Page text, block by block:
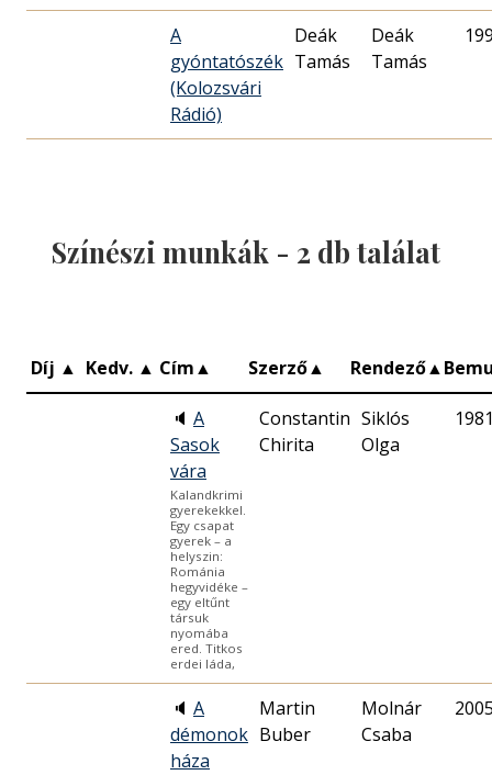
A
gyóntatószék
(Kolozsvári
Rádió)
Deák
Tamás
Deák
Tamás
Színészi munkák - 2 db találat
Díj ▲ Kedv. ▲ Cím▲ Szerző▲ Rendező▲
🔈 A
Sasok
vára
Kalandkrimi
gyerekekkel.
Egy csapat
gyerek – a
helyszin:
Románia
hegyvidéke –
egy eltűnt
társuk
nyomába
ered. Titkos
erdei láda,
Constantin
Chirita
Siklós
Olga
🔈 A
démonok
háza
Martin
Buber
Molnár
Csaba